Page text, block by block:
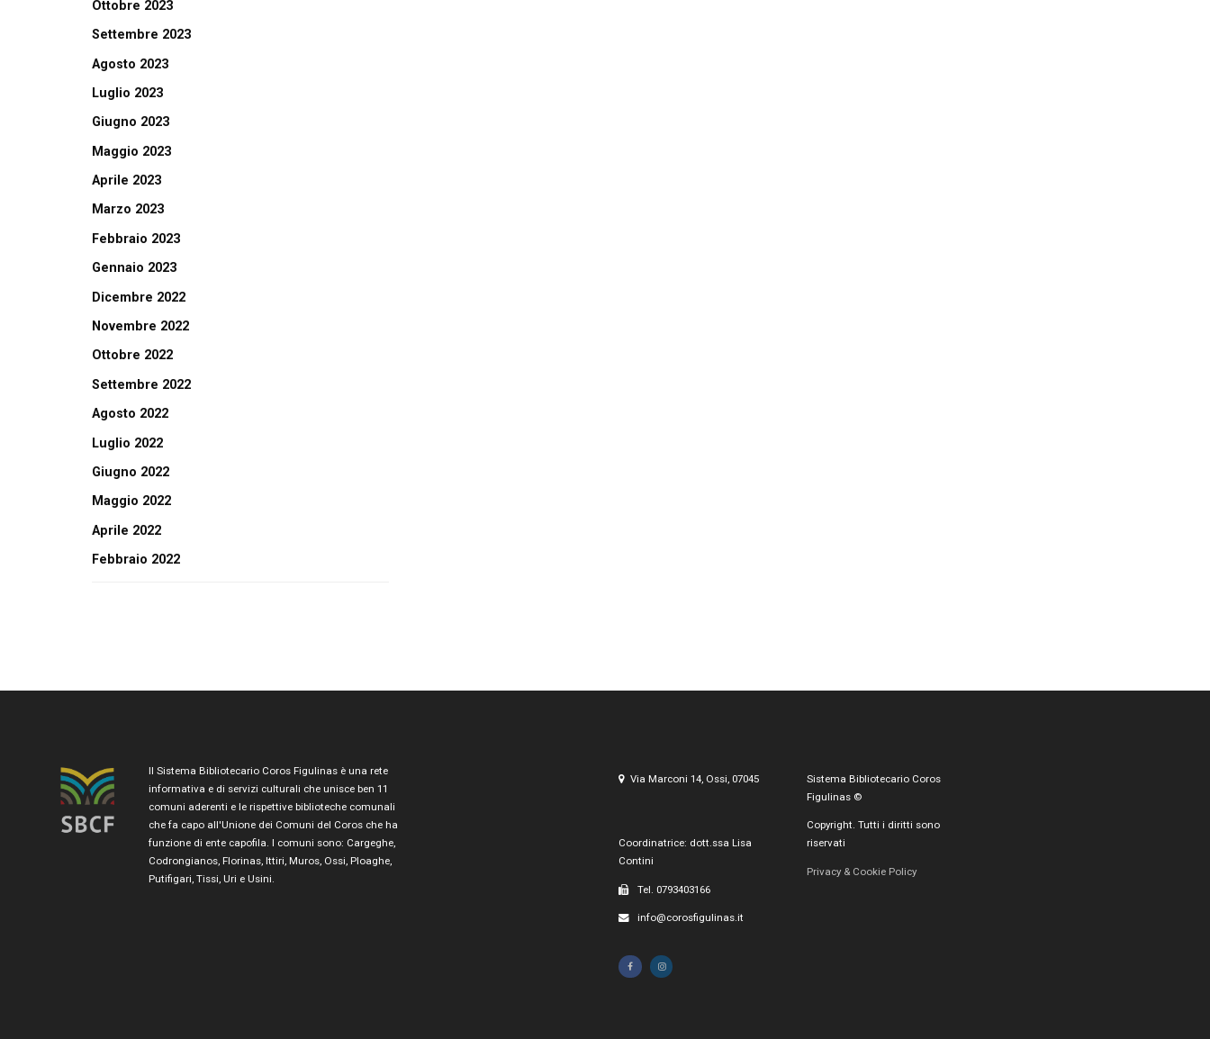
Ottobre 2023
Settembre 2023
Agosto 2023
Luglio 2023
Giugno 2023
Maggio 2023
Aprile 2023
Marzo 2023
Febbraio 2023
Gennaio 2023
Dicembre 2022
Novembre 2022
Ottobre 2022
Settembre 2022
Agosto 2022
Luglio 2022
Giugno 2022
Maggio 2022
Aprile 2022
Febbraio 2022
Il Sistema Bibliotecario Coros Figulinas è una rete
informativa e di servizi culturali che unisce ben 11
comuni aderenti e le rispettive biblioteche comunali
che fa capo all'Unione dei Comuni del Coros che ha
funzione di ente capofila. I comuni sono: Cargeghe,
Codrongianos, Florinas, Ittiri, Muros, Ossi, Ploaghe,
Putifigari, Tissi, Uri e Usini.
Via Marconi 14, Ossi, 07045
Coordinatrice: dott.ssa Lisa
Contini
Tel. 0793403166
info@corosfigulinas.it
Sistema Bibliotecario Coros
Figulinas ©
Copyright. Tutti i diritti sono
riservati
Privacy & Cookie Policy